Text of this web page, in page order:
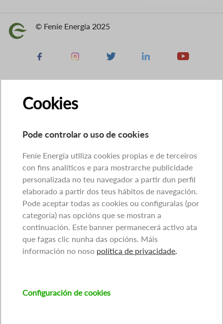
Imaxe © Feníe Energía 2025
Facebook Instagram X Linkedin Youtube
Cookies
Pode controlar o uso de cookies
Feníe Energía utiliza cookies propias e de terceiros
con fins analíticos e para mostrarche publicidade
personalizada no teu navegador a partir dun perfil
elaborado a partir dos teus hábitos de navegación.
Pode aceptar todas as cookies ou configuralas (por
categoría) nas opcións que se mostran a
continuación. Este banner permanecerá activo ata
que fagas clic nunha das opcións. Máis
información no noso política de privacidade.
Configuración de cookies